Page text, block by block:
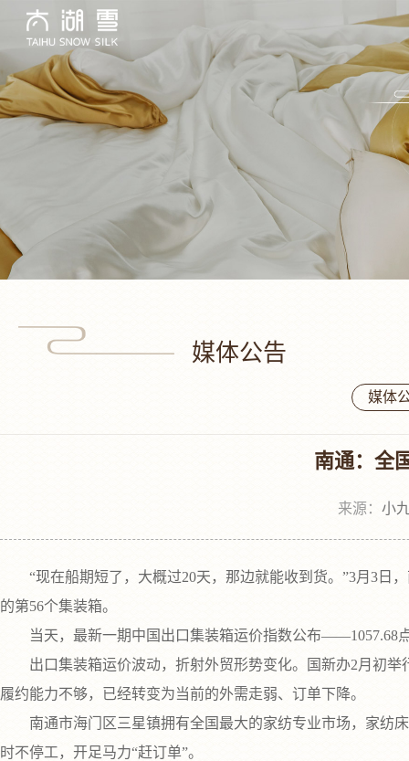
媒体公告
媒体
南通：全
来源： 小
“现在船期短了，大概过20天，那边就能收到货。”3月3日
的第56个集装箱。
当天，最新一期中国出口集装箱运价指数公布——1057.68点
出口集装箱运价波动，折射外贸形势变化。国新办2月初举
履约能力不够，已经转变为当前的外需走弱、订单下降。
南通市海门区三星镇拥有全国最大的家纺专业市场，家纺床
时不停工，开足马力“赶订单”。